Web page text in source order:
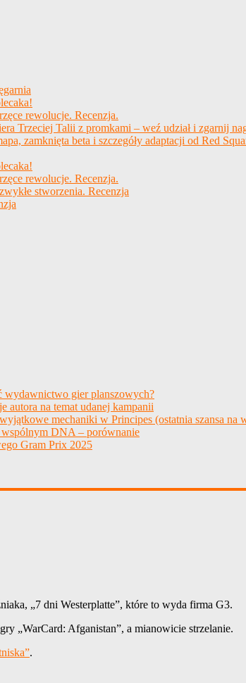
rewolucje. Recenzja.
Trzeciej Talii z promkami – weź udział i zgarnij
zamknięta beta i szczegóły adaptacji od Red
rewolucje. Recenzja.
stworzenia. Recenzja
wydawnictwo gier planszowych?
autora na temat udanej kampanii
mechaniki w Principes (ostatnia szansa na
DNA – porównanie
Gram Prix 2025
„7 dni Westerplatte”, które to wyda firma G3.
„WarCard: Afganistan”, a mianowicie strzelanie.
.